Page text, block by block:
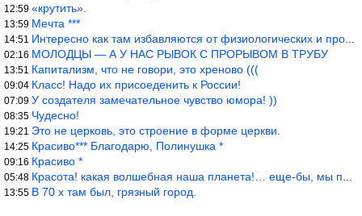
12:59 «крутить».
13:59 Мечта ***
14:51 Интересно как там избавляются от физиологических и прочих отходо
02:16 МОЛОДЦЫ — А У НАС РЫВОК С ПРОРЫВОМ В ТРУБУ
13:51 Капитализм, что не говори, это хреново (((
09:04 Класс! Надо их присоеденить к России!
07:09 У создателя замечательное чувство юмора! ))
08:35 Чудесно!
19:21 Это не церковь, это строение в форме церкви.
14:25 Красиво*** Благодарю, Полинушка *
09:16 Красиво *
05:48 Красота! какая волшебная наша планета!… еще-бы, мы понимали это…
13:55 В 70 х там был, грязный город.